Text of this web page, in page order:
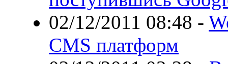
02/12/2011 08:48 -
CMS платформ